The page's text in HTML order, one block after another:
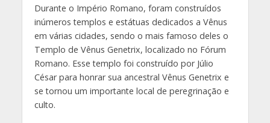
Durante o Império Romano, foram construídos
inúmeros templos e estátuas dedicados a Vênus
em várias cidades, sendo o mais famoso deles o
Templo de Vênus Genetrix, localizado no Fórum
Romano. Esse templo foi construído por Júlio
César para honrar sua ancestral Vênus Genetrix e
se tornou um importante local de peregrinação e
culto.